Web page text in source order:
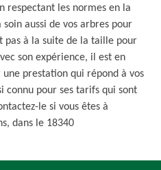
respectant les normes en la
aussi de vos arbres pour
pas à la suite de la taille pour
son expérience, il est en
prestation qui répond à vos
connu pour ses tarifs qui sont
le si vous êtes à
dans le 18340